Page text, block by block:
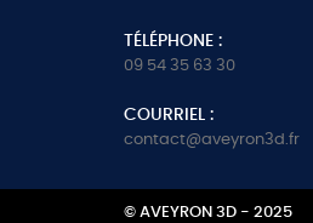
TÉLÉPHONE :
09 54 35 63 30
COURRIEL :
contact@aveyron3d.fr
© AVEYRON 3D - 2025